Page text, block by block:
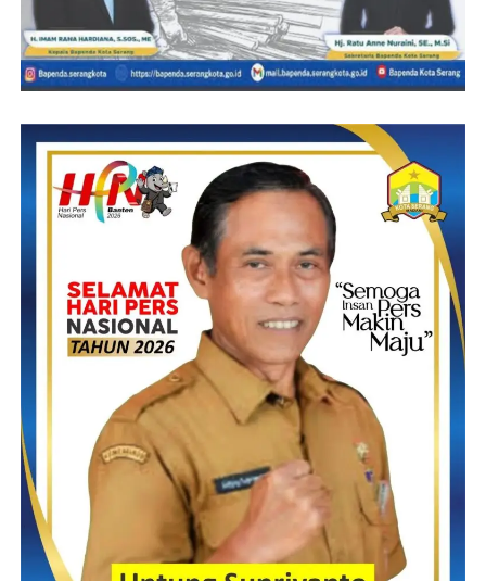
Post Views: 8